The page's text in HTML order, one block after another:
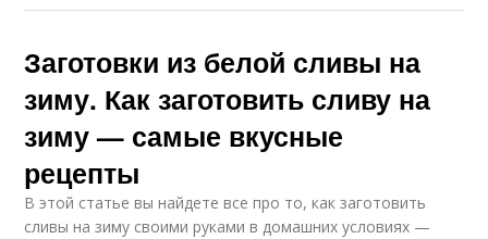
Заготовки из белой сливы на
зиму. Как заготовить сливу на
зиму — самые вкусные
рецепты
В этой статье вы найдете все про то, как заготовить
сливы на зиму своими руками в домашних условиях —